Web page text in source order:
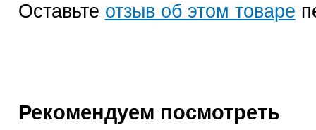
Оставьте отзыв об этом товаре
Рекомендуем посмотреть